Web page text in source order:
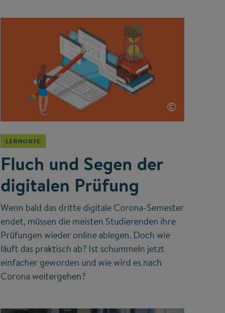
©
LERNORTE
Fluch und Segen der
digitalen Prüfung
Wenn bald das dritte digitale Corona-Semester
endet, müssen die meisten Studierenden ihre
Prüfungen wieder online ablegen. Doch wie
läuft das praktisch ab? Ist schummeln jetzt
einfacher geworden und wie wird es nach
Corona weitergehen?